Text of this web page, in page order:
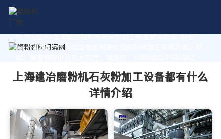
作为专业的 上海建冶磨粉机石灰粉加工设备都有什么 制造厂
家，我们致力于为您量身定制高价值的粉体加工系统方案。获
上海建冶磨粉机石灰粉加工设备都有什么
详情介绍